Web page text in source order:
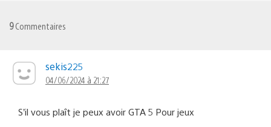
9Commentaires
sekis225
04/06/2024 à 21:27
S’il vous plaît je peux avoir GTA 5 Pour jeux